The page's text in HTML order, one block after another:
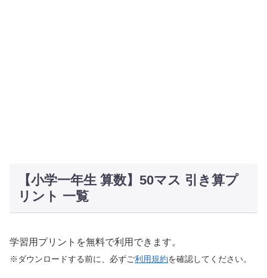
【小学一年生 算数】50マス 引き算プ
リント 一覧
学習用プリントを無料で利用できます。
※ダウンロードする前に、必ずご利用規約を確認してください。